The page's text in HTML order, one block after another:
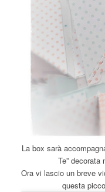
La box sarà
Te”
Ora vi lascio un breve
questa